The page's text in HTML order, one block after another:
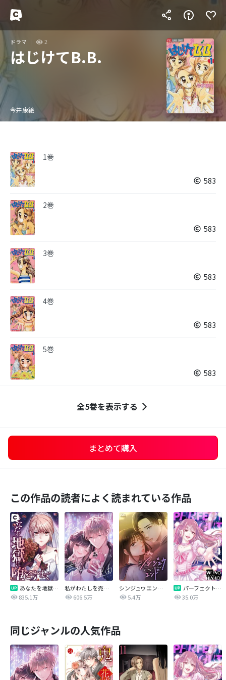
ドラマ 2
はじけてB.B.
今井康絵
1巻
583
2巻
583
3巻
583
4巻
583
5巻
583
全5巻を表示する
まとめて購入
この作品の読者によく読まれている作品
あなたを地獄に堕とすまで
835.1万
私がわたしを売る理由
606.5万
シンジュウエンド【タテヨミ】
5.4万
パーフェクトグリッター
35.0万
同じジャンルの人気作品